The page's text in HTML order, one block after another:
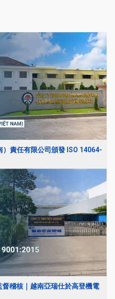
責任有限公司頒發 ISO 14064-
督稽核｜越南亞瑞仕於高登機電